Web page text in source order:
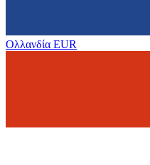
Ολλανδία EUR